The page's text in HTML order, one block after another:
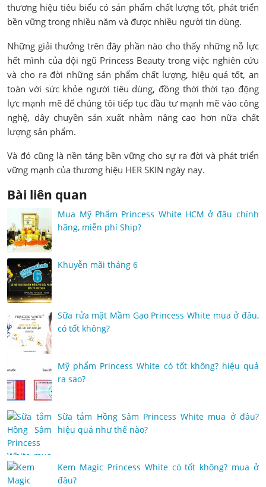
thương hiệu tiêu biểu có sản phẩm chất lượng tốt, phát triển
bền vững trong nhiều năm và được nhiều người tin dùng.
Những giải thưởng trên đây phần nào cho thấy những nỗ lực
hết mình của đội ngũ Princess Beauty trong việc nghiên cứu
và cho ra đời những sản phẩm chất lượng, hiệu quả tốt, an
toàn với sức khỏe người tiêu dùng, đồng thời thời tạo động
lực mạnh mẽ để chúng tôi tiếp tục đầu tư mạnh mẽ vào công
nghệ, dây chuyền sản xuất nhằm nâng cao hơn nữa chất
lượng sản phẩm.
Và đó cũng là nền tảng bền vững cho sự ra đời và phát triển
vững mạnh của thương hiệu HER SKIN ngày nay.
Bài liên quan
Mua Mỹ Phẩm Princess White HCM ở đâu chính
hãng, miễn phí Ship?
Khuyễn mãi tháng 6
Sữa rửa mặt Mầm Gạo Princess White mua ở đâu,
có tốt không?
Mỹ phẩm Princess White có tốt không? hiệu quả
ra sao?
Sữa tắm Hồng Sâm Princess White mua ở đâu?
hiệu quả như thế nào?
Kem Magic Princess White có tốt không? mua ở
đâu?